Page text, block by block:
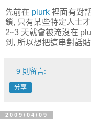
先前在 plurk 裡面有對
鎖, 只有某些特定人士
2~3 天就會被淹沒在
到, 所以想把這串對話
9 則留言:
分享
2009/04/09